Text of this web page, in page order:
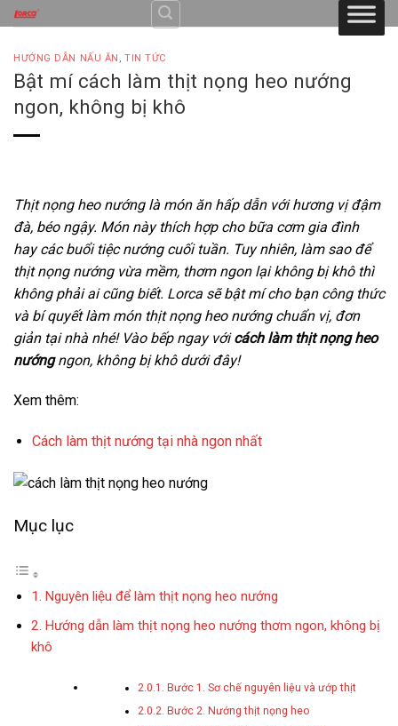
Skip
to
content
HƯỚNG DẪN NẤU ĂN ,TIN TỨC
Bật mí cách làm thịt nọng heo nướng
ngon, không bị khô
Thịt nọng heo nướng là món ăn hấp dẫn với hương vị đậm
đà, béo ngậy. Món này thích hợp cho bữa cơm gia đình
hay các buổi tiệc nướng cuối tuần. Tuy nhiên, làm sao để
thịt nọng nướng vừa mềm, thơm ngon lại không bị khô thì
không phải ai cũng biết. Lorca sẽ bật mí cho bạn công thức
và bí quyết làm món thịt nọng heo nướng chuẩn vị, đơn
giản tại nhà nhé! Vào bếp ngay vớicách làm thịt nọng heo
nướngngon, không bị khô dưới đây!
Xem thêm:
Cách làm thịt nướng tại nhà ngon nhất
Mục lục
Nguyên liệu để làm thịt nọng heo nướng
Hướng dẫn làm thịt nọng heo nướng thơm ngon, không bị
khô
Bước 1. Sơ chế nguyên liệu và ướp thịt
Bước 2. Nướng thịt nọng heo